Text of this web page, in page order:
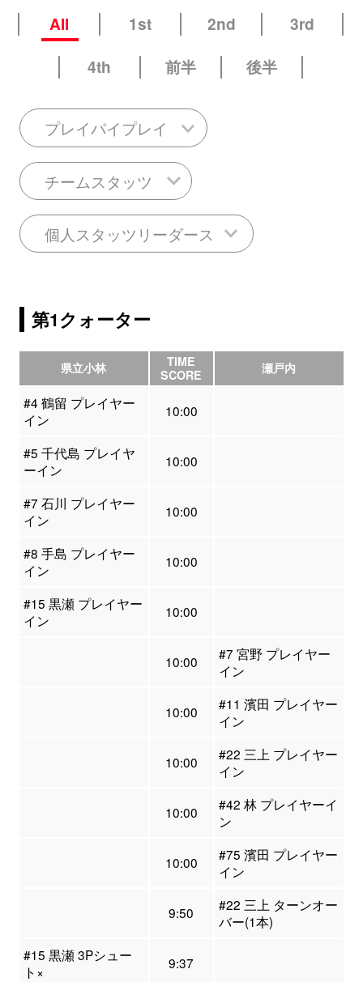
All 1st 2nd
3rd
4th
前半 後半
プレイバイプレイ
チームスタッツ
個人スタッツリーダース
第1クォーター
県立小林
TIME
SCORE
瀬戸内
#4 鶴留 プレイヤー
イン
10:00
#5 千代島 プレイヤ
ーイン
10:00
#7 石川 プレイヤー
イン
10:00
#8 手島 プレイヤー
イン
10:00
#15 黒瀬 プレイヤー
イン
10:00
10:00
#7 宮野 プレイヤー
イン
10:00
#11 濱田 プレイヤー
イン
10:00
#22 三上 プレイヤー
イン
10:00
#42 林 プレイヤーイ
ン
10:00
#75 濱田 プレイヤー
イン
9:50
#22 三上 ターンオー
バー(1本)
#15 黒瀬 3Pシュー
ト×
9:37